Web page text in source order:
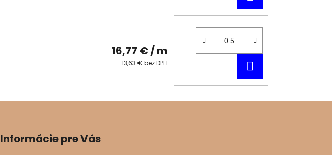
KOŠÍKA
16,77 € / m
13,63 € bez DPH
KOŠÍKA
Informácie pre Vás